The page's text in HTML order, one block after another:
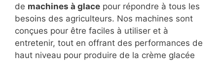
de machines à glace pour répondre à tous les
besoins des agriculteurs. Nos machines sont
conçues pour être faciles à utiliser et à
entretenir, tout en offrant des performances de
haut niveau pour produire de la crème glacée